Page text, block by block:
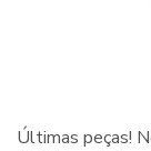
Últimas peças!